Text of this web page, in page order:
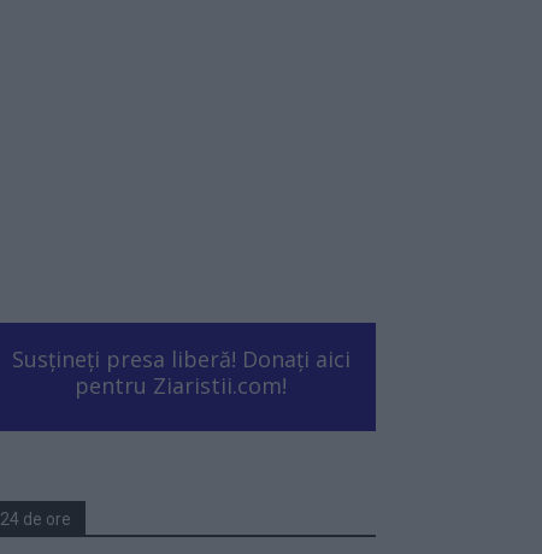
Susțineți presa liberă! Donați aici
pentru Ziaristii.com!
24 de ore